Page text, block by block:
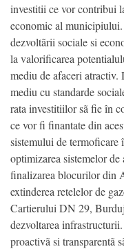
investitii ce vor contribui
economic al
dezvoltãrii sociale si
la valorificarea
mediu de afaceri atractiv.
mediu cu standarde
rata investitiilor sã fie în
ce vor fi finantate din
sistemului de termoficare
optimizarea sistemelor
finalizarea blocurilor din
extinderea retelelor de
Cartierului DN 29,
dezvoltarea
proactivã si transparentã